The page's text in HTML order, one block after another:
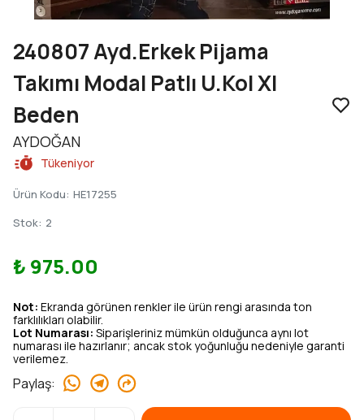
240807 Ayd.Erkek Pijama
Takımı Modal Patlı U.Kol Xl
Beden
AYDOĞAN
Tükeniyor
Ürün Kodu: HE17255
Stok: 2
₺ 975.00
Not: Ekranda görünen renkler ile ürün rengi arasında ton
farklılıkları olabilir.
Lot Numarası: Siparişleriniz mümkün olduğunca aynı lot
numarası ile hazırlanır; ancak stok yoğunluğu nedeniyle garanti
verilemez.
Paylaş: